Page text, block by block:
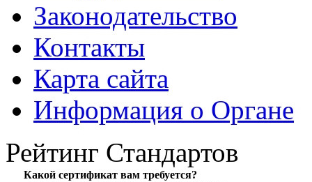
Законодательство
Контакты
Карта сайта
Информация о Органе
Рейтинг Стандартов
Какой сертификат вам требуется?